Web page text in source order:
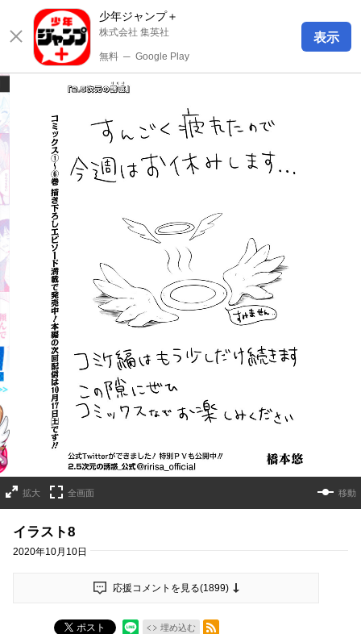
少年ジャンプ＋
株式会社 集英社
無料 ─ Google Play
表示
拡大 全画面 移動
イラスト8
2020年10月10日
応援コメントを見る(1899)
ポスト 埋め込む
RSSフィード